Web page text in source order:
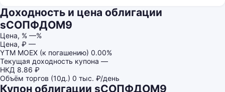
Доходность и цена облигации
sСОПФДОМ9
Цена, % —%
Цена, ₽ —
YTM MOEX (к погашению) 0.00%
Текущая доходность купона —
НКД 8.86 ₽
Объём торгов (10д.) 0 тыс. ₽/день
Купон облигации sСОПФДОМ9